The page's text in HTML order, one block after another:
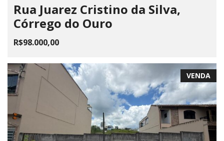
Rua Juarez Cristino da Silva,
Córrego do Ouro
R$98.000,00
VENDA